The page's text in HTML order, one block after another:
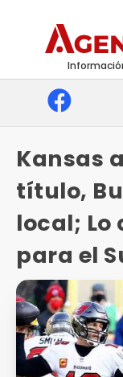
Kansas
título,
local; Lo
para el